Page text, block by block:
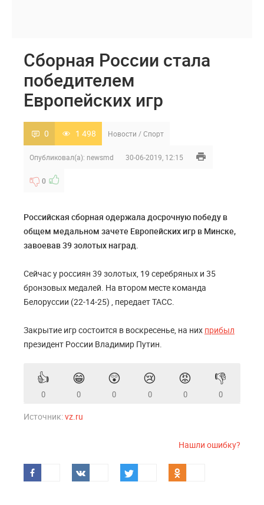
Сборная России стала
победителем
Европейских игр
0 1 498 Новости /Спорт
Опубликовал(а): newsmd 30-06-2019, 12:15
0
Российская сборная одержала досрочную победу в
общем медальном зачете Европейских игр в Минске,
завоевав 39 золотых наград.
Сейчас у россиян 39 золотых, 19 серебряных и 35
бронзовых медалей. На втором месте команда
Белоруссии (22-14-25) , передает ТАСС.
Закрытие игр состоится в воскресенье, на них прибыл
президент России Владимир Путин.
👍
0
😁
0
😲
0
😢
0
😡
0
👎
0
Источник:vz.ru
Нашли ошибку?